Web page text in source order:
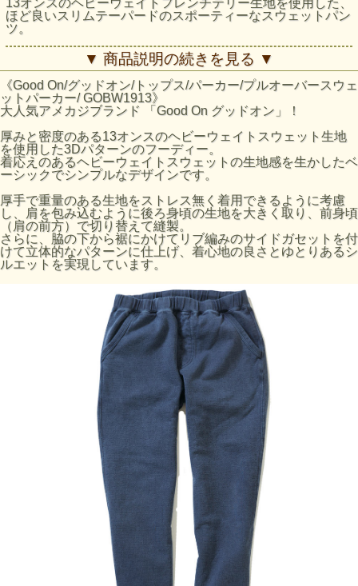
ほど良いスリムテーパードのスポーティーなスウェットパン
ツ。
緩やかなテーパードスリムカットの９分丈に裾リブを付け
た、アクティブかつスマートな印象のシルエットとなってい
ます。
13オンスヘビースウェット生地は肉厚で目が詰まっており、
裏側がパイル状になっているため、丈夫で膝が出ず柔らかな
穿き心地。 ウエストはゴム＋紐付きのリラックス仕様。
ジャストサイズに穿いた時にお尻への食い込みが出ないよう
に考慮したパターンとなっていて、立体的なシルエットにな
るよう付けられた股下のガゼットがスウェットパンツ特有の
過度なカジュアル感を軽減させています。
ウエスト、ポケット淵、裾、ガゼットには共通のリブを使用
しており、補強＆機動性を確保しながらデザインのアクセン
トにもなっています。ステッチによるフライ（前立て）デザ
インがスウェットパンツらしからぬ雰囲気を演出するさり気
ないポイントです。（実際に前立てを開くことは出来ませ
ん）
カラーは、素材本来の柔らかくナチュラルな風合い感を楽し
むことができ、シンプルな見た目と着回しやすさが特徴。ス
ウェット特有の凹凸に色の濃淡が際立つPigment Dye（顔料
染め）カラーは、 他にはない味のある表情が特徴で、洗濯
の度に表面から徐々に色褪せしさらに風合いを増していくの
で、長く愛用するほどに上質なビンテージ品のように印象が
変わっていきます。
スウェットやTシャツとのラフなリラックススタイルはもち
ろん、綺麗目なシャツやジャケットに合わせてほど良くドレ
スダウンさせたカジュアルコーディネートにもおすすめで
サイズ感の目安 / S=30～32インチ、M=32～34インチ、L=34
※スウェット生地の特性上、縫製箇所に過度な伸縮や摩擦が
加わることで、生地裂けや糸切れが生じる可能性がございま
す。着用やお手入れの際には通常のスウェットシャツなどと
同様にお取り扱いください。
Fabric made in USA
Assembled in Japan
▼ 商品説明の続きを見る ▼
《Good On/グッドオン/トップス/パーカー/プルオーバースウェ
ットパーカー/ GOBW1913》
大人気アメカジブランド 「Good On グッドオン」！
厚みと密度のある13オンスのヘビーウェイトスウェット生地
を使用した3Dパターンのフーディー。
着応えのあるヘビーウェイトスウェットの生地感を生かしたベ
ーシックでシンプルなデザインです。
厚手で重量のある生地をストレス無く着用できるように考慮
し、肩を包み込むように後ろ身頃の生地を大きく取り、前身頃
（肩の前方）で切り替えて縫製。
さらに、脇の下から裾にかけてリブ編みのサイドガセットを付
けて立体的なパターンに仕上げ、着心地の良さとゆとりあるシ
ルエットを実現しています。